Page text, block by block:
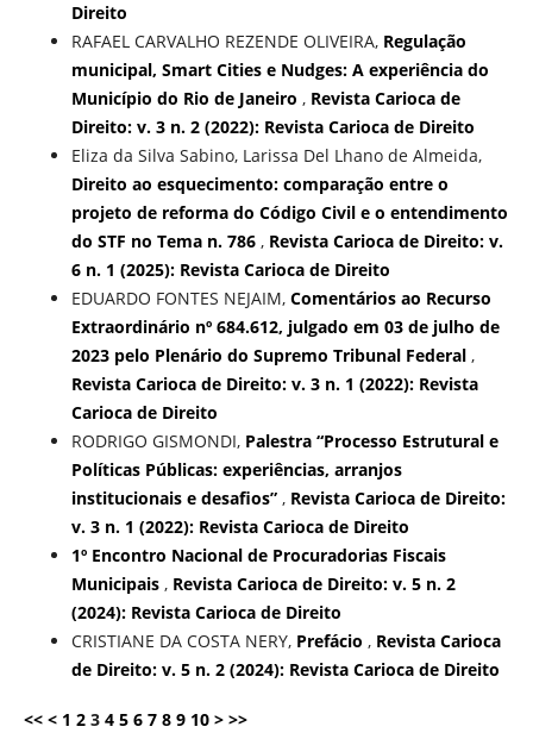
Direito
RAFAEL CARVALHO REZENDE OLIVEIRA, Regulação
municipal, Smart Cities e Nudges: A experiência do
Município do Rio de Janeiro , Revista Carioca de
Direito: v. 3 n. 2 (2022): Revista Carioca de Direito
Eliza da Silva Sabino, Larissa Del Lhano de Almeida,
Direito ao esquecimento: comparação entre o
projeto de reforma do Código Civil e o entendimento
do STF no Tema n. 786 , Revista Carioca de Direito: v.
6 n. 1 (2025): Revista Carioca de Direito
EDUARDO FONTES NEJAIM, Comentários ao Recurso
Extraordinário nº 684.612, julgado em 03 de julho de
2023 pelo Plenário do Supremo Tribunal Federal ,
Revista Carioca de Direito: v. 3 n. 1 (2022): Revista
Carioca de Direito
RODRIGO GISMONDI, Palestra “Processo Estrutural e
Políticas Públicas: experiências, arranjos
institucionais e desafios” , Revista Carioca de Direito:
v. 3 n. 1 (2022): Revista Carioca de Direito
1º Encontro Nacional de Procuradorias Fiscais
Municipais , Revista Carioca de Direito: v. 5 n. 2
(2024): Revista Carioca de Direito
CRISTIANE DA COSTA NERY, Prefácio , Revista Carioca
de Direito: v. 5 n. 2 (2024): Revista Carioca de Direito
<< < 1 2 3 4 5 6 7 8 9 10 > >>